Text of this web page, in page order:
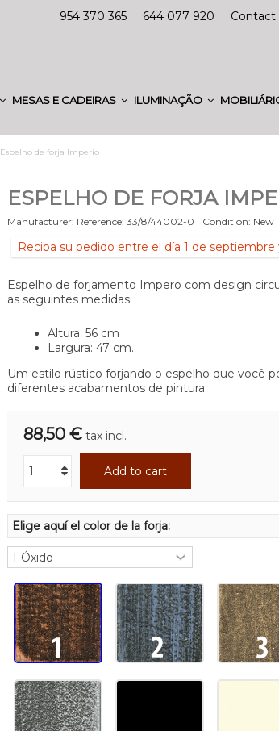
954 370 365 644 077 920 Contact
MESAS E CADEIRAS ILUMINAÇÃO
Espelho de forja Imperio
ESPELHO DE FORJA
Manufacturer: Reference: 33/8/44002-0 Condition: New
Reciba su pedido entre el día 1 de
Espelho de forjamento Impero com design
as seguintes medidas:
Altura: 56 cm
Largura: 47 cm.
Um estilo rústico forjando o espelho que você
diferentes acabamentos de pintura.
88,50 € tax incl.
Add to cart
Elige aquí el color de la forja: